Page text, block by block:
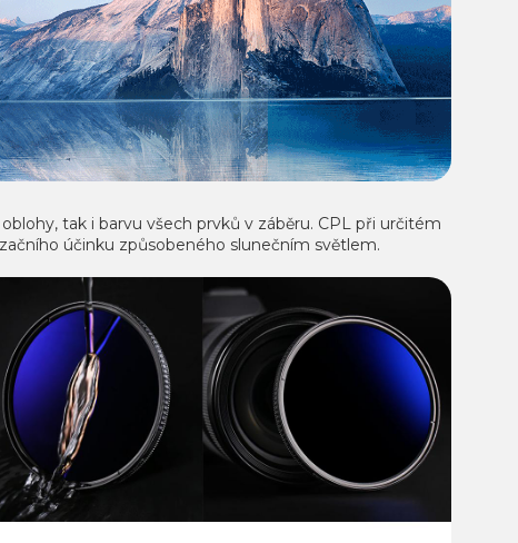
tak i barvu všech prvků v záběru. CPL při určitém
účinku způsobeného slunečním světlem.